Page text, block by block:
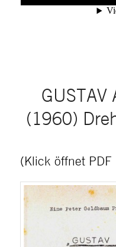
GUSTAV
(1960)
(Klick öffnet